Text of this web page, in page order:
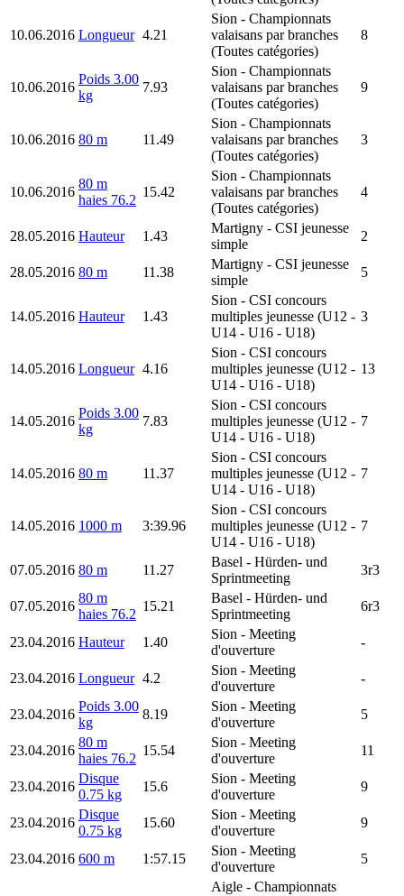
10.06.2016 Longueur 4.21
Sion - Championnats
valaisans par branches
(Toutes catégories)
8
10.06.2016
Poids 3.00
kg
7.93
Sion - Championnats
valaisans par branches
(Toutes catégories)
9
10.06.2016 80 m 11.49
Sion - Championnats
valaisans par branches
(Toutes catégories)
3
10.06.2016
80 m
haies 76.2
15.42
Sion - Championnats
valaisans par branches
(Toutes catégories)
4
28.05.2016 Hauteur 1.43
Martigny - CSI jeunesse
simple
2
28.05.2016 80 m 11.38
Martigny - CSI jeunesse
simple
5
14.05.2016 Hauteur 1.43
Sion - CSI concours
multiples jeunesse (U12 -
U14 - U16 - U18)
3
14.05.2016 Longueur 4.16
Sion - CSI concours
multiples jeunesse (U12 -
U14 - U16 - U18)
13
14.05.2016
Poids 3.00
kg
7.83
Sion - CSI concours
multiples jeunesse (U12 -
U14 - U16 - U18)
7
14.05.2016 80 m 11.37
Sion - CSI concours
multiples jeunesse (U12 -
U14 - U16 - U18)
7
14.05.2016 1000 m 3:39.96
Sion - CSI concours
multiples jeunesse (U12 -
U14 - U16 - U18)
7
07.05.2016 80 m 11.27
Basel - Hürden- und
Sprintmeeting
3r3
07.05.2016
80 m
haies 76.2
15.21
Basel - Hürden- und
Sprintmeeting
6r3
23.04.2016 Hauteur 1.40
Sion - Meeting
d'ouverture
-
23.04.2016 Longueur 4.2
Sion - Meeting
d'ouverture
-
23.04.2016
Poids 3.00
kg
8.19
Sion - Meeting
d'ouverture
5
23.04.2016
80 m
haies 76.2
15.54
Sion - Meeting
d'ouverture
11
23.04.2016
Disque
0.75 kg
15.6
Sion - Meeting
d'ouverture
9
23.04.2016
Disque
0.75 kg
15.60
Sion - Meeting
d'ouverture
9
23.04.2016 600 m 1:57.15
Sion - Meeting
d'ouverture
5
Aigle - Championnats